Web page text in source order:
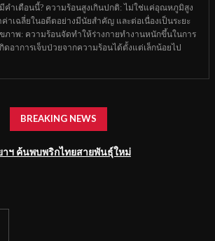
คำเตือนนี้? ความร้อนสูงเกินปกติ: ไม่ใช่แค่อุณหภูมิสูง
เฉลี่ยในอดีตอย่างมีนัยสำคัญ และต่อเนื่องเป็นระยะ
ภาพ: ความร้อนจัดทำให้ร่างกายทำงานหนักขึ้นในการ
อาการเจ็บป่วยจากความร้อนได้ตั้งแต่เล็กน้อยไป
BREAKING NEWS
าฯ ค้นพบพริกไทยสายพันธุ์ใหม่